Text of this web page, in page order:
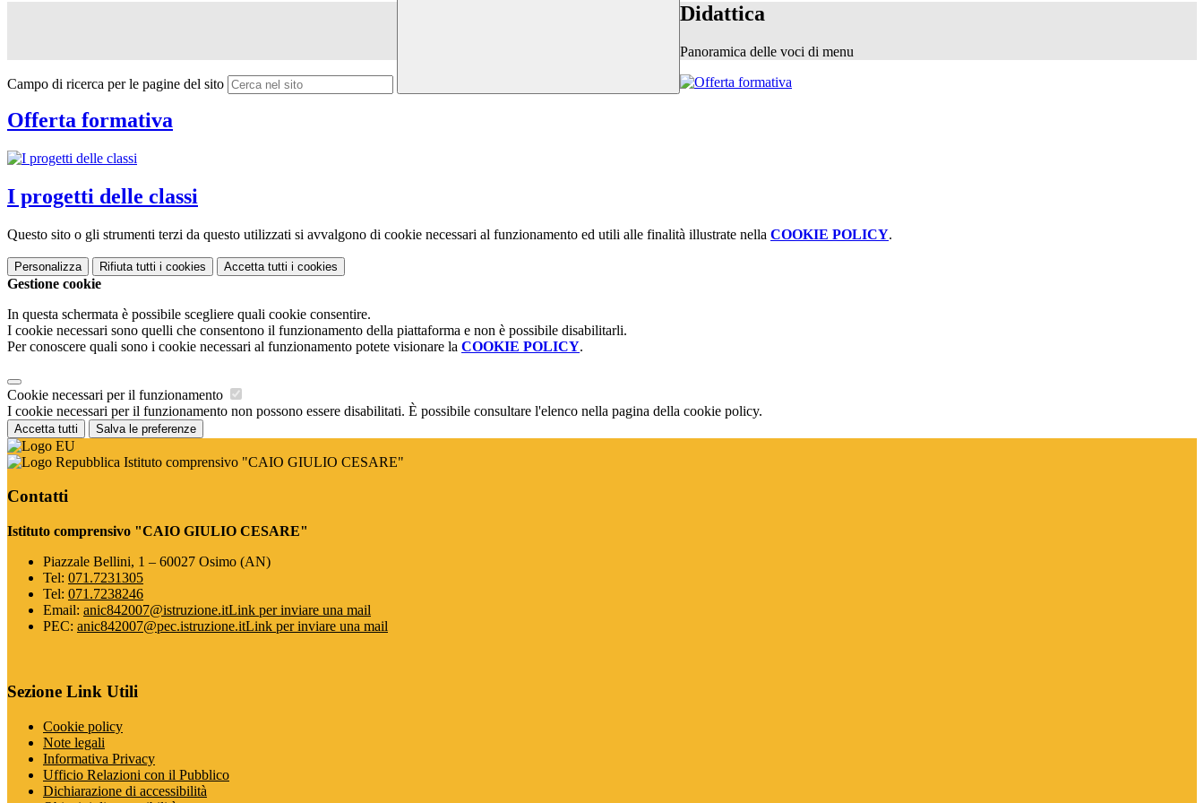
Campo di ricerca per le pagine del sito
Didattica
Panoramica delle voci di menu
Offerta formativa
I progetti delle classi
Questo sito o gli strumenti terzi da questo utilizzati si avvalgono di cookie necessari al funzionamento ed utili alle finalità illustrate nella COOKIE POLICY.
Personalizza Rifiuta tutti i cookies Accetta tutti i cookies
Gestione cookie
In questa schermata è possibile scegliere quali cookie consentire.
I cookie necessari sono quelli che consentono il funzionamento della piattaforma e non è possibile disabilitarli.
Per conoscere quali sono i cookie necessari al funzionamento potete visionare la COOKIE POLICY.
Cookie necessari per il funzionamento
I cookie necessari per il funzionamento non possono essere disabilitati. È possibile consultare l'elenco nella pagina della cookie policy.
Accetta tutti Salva le preferenze
Istituto comprensivo "CAIO GIULIO CESARE"
Contatti
Istituto comprensivo "CAIO GIULIO CESARE"
Piazzale Bellini, 1 – 60027 Osimo (AN)
Tel: 071.7231305
Tel: 071.7238246
Email: anic842007@istruzione.itLink per inviare una mail
PEC: anic842007@pec.istruzione.itLink per inviare una mail
Sezione Link Utili
Cookie policy
Note legali
Informativa Privacy
Ufficio Relazioni con il Pubblico
Dichiarazione di accessibilità